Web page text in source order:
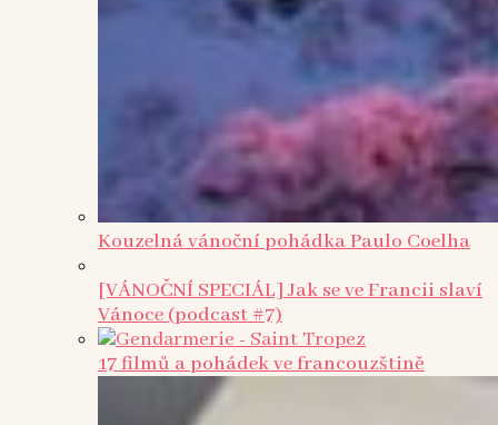
Kouzelná vánoční pohádka Paulo Coelha
[VÁNOČNÍ SPECIÁL] Jak se ve Francii slaví
Vánoce (podcast #7)
17 filmů a pohádek ve francouzštině